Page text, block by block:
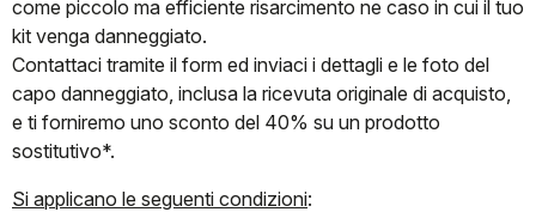
come piccolo ma efficiente risarcimento ne caso in cui il tuo
kit venga danneggiato.
Contattaci tramite il form ed inviaci i dettagli e le foto del
capo danneggiato, inclusa la ricevuta originale di acquisto,
e ti forniremo uno sconto del 40% su un prodotto
sostitutivo*.
Si applicano le seguenti condizioni: